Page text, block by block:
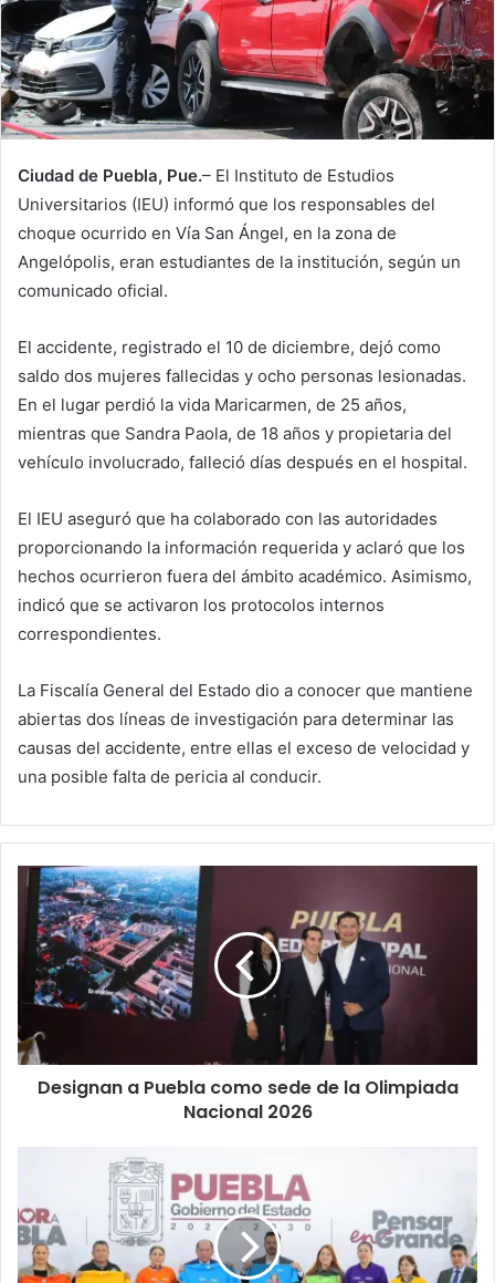
Ciudad de Puebla, Pue.– El Instituto de Estudios
Universitarios (IEU) informó que los responsables del
choque ocurrido en Vía San Ángel, en la zona de
Angelópolis, eran estudiantes de la institución, según un
comunicado oficial.
El accidente, registrado el 10 de diciembre, dejó como
saldo dos mujeres fallecidas y ocho personas lesionadas.
En el lugar perdió la vida Maricarmen, de 25 años,
mientras que Sandra Paola, de 18 años y propietaria del
vehículo involucrado, falleció días después en el hospital.
El IEU aseguró que ha colaborado con las autoridades
proporcionando la información requerida y aclaró que los
hechos ocurrieron fuera del ámbito académico. Asimismo,
indicó que se activaron los protocolos internos
correspondientes.
La Fiscalía General del Estado dio a conocer que mantiene
abiertas dos líneas de investigación para determinar las
causas del accidente, entre ellas el exceso de velocidad y
una posible falta de pericia al conducir.
Designan a Puebla como sede de la Olimpiada
Nacional 2026